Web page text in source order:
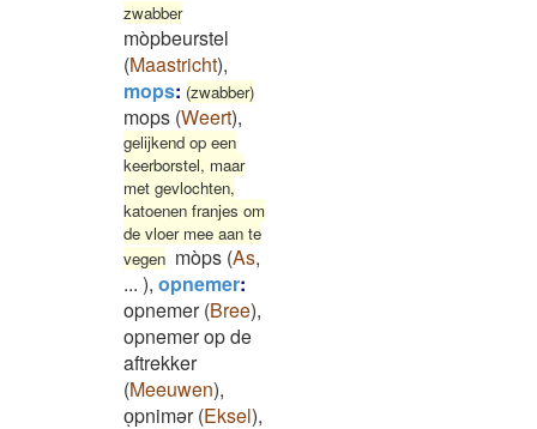
zwabber
mòpbeurstel
(Maastricht),
mops: (zwabber)
mops (Weert),
gelijkend op een
keerborstel, maar
met gevlochten,
katoenen franjes om
de vloer mee aan te
vegen mòps (As,
... ), opnemer:
opnemer(Bree),
opnemer op de
aftrekker
(Meeuwen),
oͅpnimər(Eksel),